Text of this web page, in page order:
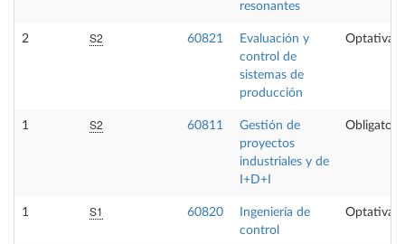
resonantes
2 S2 60821
Evaluación y
control de
sistemas de
producción
Optativa
1 S2 60811
Gestión de
proyectos
industriales y de
I+D+I
Obligatoria
1 S1 60820
Ingeniería de
control
Optativa